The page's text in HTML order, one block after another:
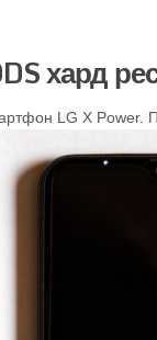
хард
LG X Power.